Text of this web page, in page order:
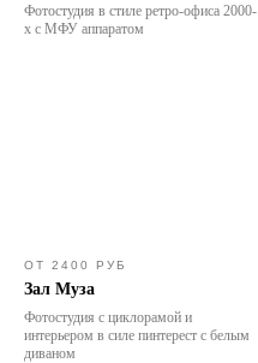
Фотостудия в стиле ретро-офиса 2000-
х с МФУ аппаратом
ОТ 2400 РУБ
Зал Муза
Фотостудия с циклорамой и
интерьером в силе пинтерест с белым
диваном